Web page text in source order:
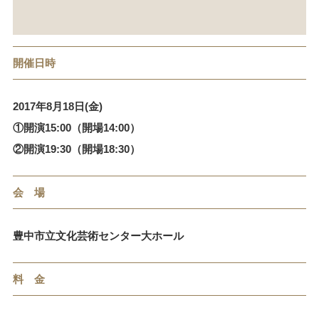
開催日時
2017年8月18日(金)
①開演15:00（開場14:00）
②開演19:30（開場18:30）
会 場
豊中市立文化芸術センター大ホール
料 金